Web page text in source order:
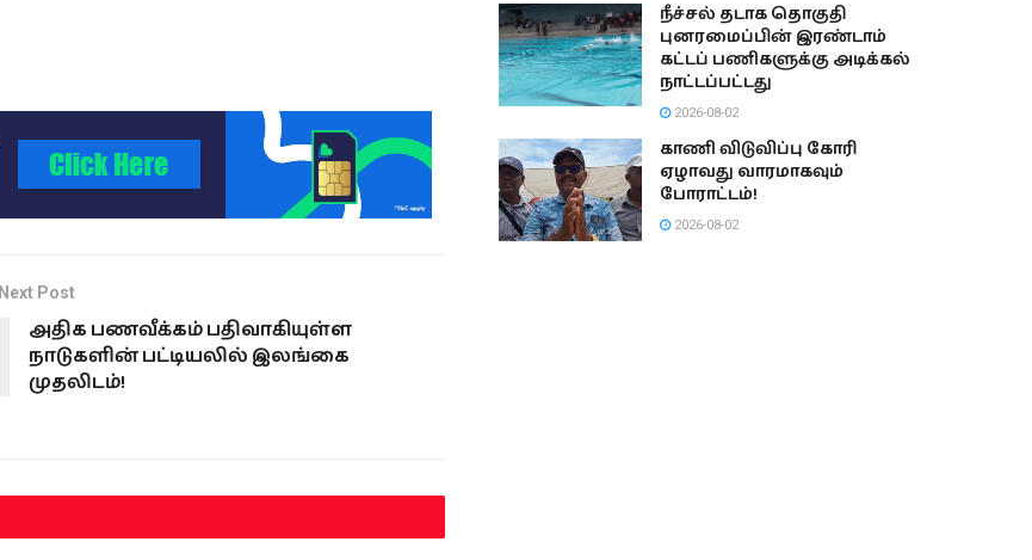
Next Post
அதிக பணவீக்கம் பதிவாகியுள்ள
நாடுகளின் பட்டியலில் இலங்கை
முதலிடம்!
நீச்சல் தடாக தொகுதி
புனரமைப்பின் இரண்டாம்
கட்டப் பணிகளுக்கு அடிக்கல்
நாட்டப்பட்டது
2026-08-02
காணி விடுவிப்பு கோரி
ஏழாவது வாரமாகவும்
போராட்டம்!
2026-08-02